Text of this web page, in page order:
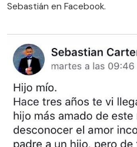
Sebastián en Facebook.